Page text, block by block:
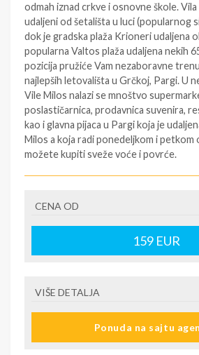
odmah iznad crkve i osnovne škole.
udaljeni od šetališta u luci (popularnog
dok je gradska plaža Krioneri udaljena
popularna Valtos plaža udaljena nekih
pozicija pružiće Vam nezaboravne
najlepših letovališta u Grčkoj, Pargi. U
Vile Milos nalazi se mnoštvo
poslastičarnica, prodavnica suvenira,
kao i glavna pijaca u Pargi koja je
Milos a koja radi ponedeljkom i petkom
možete kupiti sveže voće i povrće.
PROGRAM PUTOVANJA
1 DAN: Polazak iz Beograda, sa
2 DAN Dolazak u Pargu u
2-11 DAN: Slobodni dani za
CENA OD
159 EUR
VIŠE DETALJA
Ponuda na sajtu